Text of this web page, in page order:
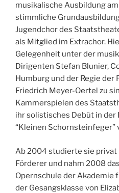
musikalische Ausbildung
stimmliche
Jugendchor des
als Mitglied im Extrachor.
Gelegenheit unter der
Dirigenten Stefan Blunier,
Humburg und der Regie der
Friedrich Meyer-Oertel zu
Kammerspielen des
ihr solistisches Debüt in der
“Kleinen Schornsteinfeger”
Ab 2004 studierte sie privat
Förderer und nahm 2008
Opernschule der Akademie
der Gesangsklasse von